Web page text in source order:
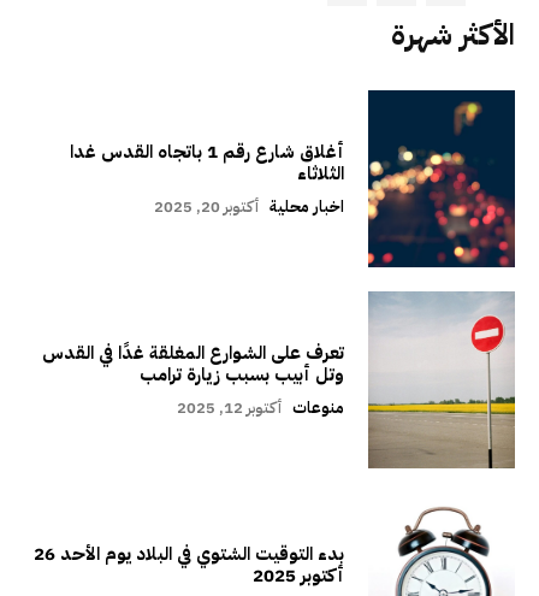
الأكثر شهرة
أغلاق شارع رقم 1 باتجاه القدس غدا
الثلاثاء
اخبار محلية أكتوبر 20, 2025
تعرف على الشوارع المغلقة غدًا في القدس
وتل أبيب بسبب زيارة ترامب
منوعات أكتوبر 12, 2025
بدء التوقيت الشتوي في البلاد يوم الأحد 26
أكتوبر 2025